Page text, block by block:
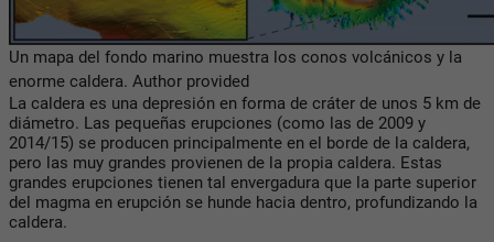
Un mapa del fondo marino muestra los conos volcánicos y la
enorme caldera. Author provided
La caldera es una depresión en forma de cráter de unos 5 km de
diámetro. Las pequeñas erupciones (como las de 2009 y
2014/15) se producen principalmente en el borde de la caldera,
pero las muy grandes provienen de la propia caldera. Estas
grandes erupciones tienen tal envergadura que la parte superior
del magma en erupción se hunde hacia dentro, profundizando la
caldera.